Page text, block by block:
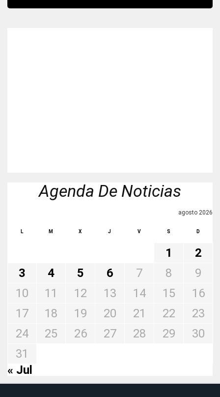
Agenda De Noticias
agosto 2026
L M X J V S D
1
2
3
4 5 6 7 8
9
10
11 12 13 14 15
16
17
18 19 20 21 22
23
24
25 26 27 28 29
30
31
« Jul